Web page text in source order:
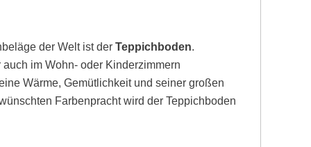
der Welt ist derTeppichboden.
im Wohn- oder Kinderzimmern
Wärme, Gemütlichkeit und seiner großen
Farbenpracht wird der Teppichboden